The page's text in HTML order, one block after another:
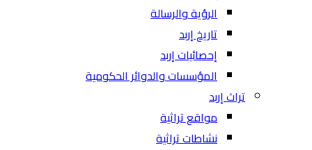
الرؤية والرسالة
تاريخ إربد
إحصائيات إربد
المؤسسات والدوائر الحكومية
تراث إربد
مواقع تراثية
نشاطات تراثية